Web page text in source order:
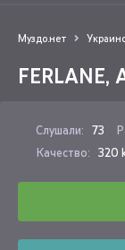
Муздо.нет
FERLANE,
Слушали: 73
Качество: 320